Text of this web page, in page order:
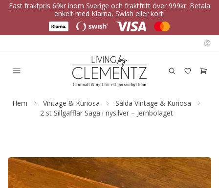
Fast fraktpris 69kr inom Sverige och fraktfritt över 999kr. Betala
enkelt med Klarna, Swish eller kort.
Hem Vintage & Kuriosa
Sålda Vintage & Kuriosa
2 st Sillgafflar Saga i nysilver – Jernbolaget